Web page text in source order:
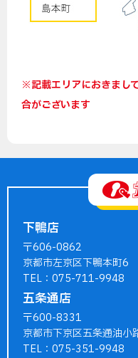
※記載エリアにおきまし
合がございます
下鴨店
〒606-0862
京都市左京区下鴨本町6
TEL：075-711-9948
五条通店
〒600-8331
京都市下京区五条通油
TEL：075-351-9948